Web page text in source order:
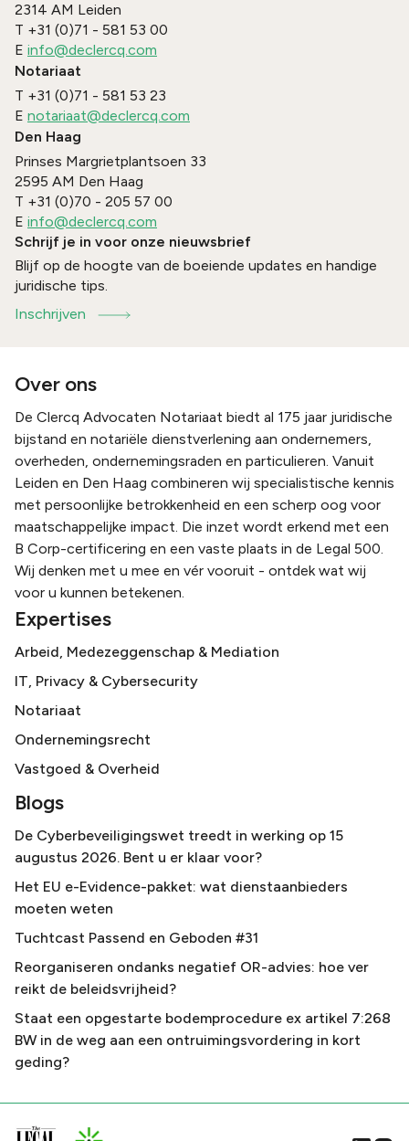
2314 AM Leiden
T +31 (0)71 - 581 53 00
E info@declercq.com
Notariaat
T +31 (0)71 - 581 53 23
E notariaat@declercq.com
Den Haag
Prinses Margrietplantsoen 33
2595 AM Den Haag
T +31 (0)70 - 205 57 00
E info@declercq.com
Schrijf je in voor onze nieuwsbrief
Blijf op de hoogte van de boeiende updates en handige
juridische tips.
Inschrijven
Over ons
De Clercq Advocaten Notariaat biedt al 175 jaar juridische
bijstand en notariële dienstverlening aan ondernemers,
overheden, ondernemingsraden en particulieren. Vanuit
Leiden en Den Haag combineren wij specialistische kennis
met persoonlijke betrokkenheid en een scherp oog voor
maatschappelijke impact. Die inzet wordt erkend met een
B Corp-certificering en een vaste plaats in de Legal 500.
Wij denken met u mee en vér vooruit - ontdek wat wij
voor u kunnen betekenen.
Expertises
Arbeid, Medezeggenschap & Mediation
IT, Privacy & Cybersecurity
Notariaat
Ondernemingsrecht
Vastgoed & Overheid
Blogs
De Cyberbeveiligingswet treedt in werking op 15
augustus 2026. Bent u er klaar voor?
Het EU e-Evidence-pakket: wat dienstaanbieders
moeten weten
Tuchtcast Passend en Geboden #31
Reorganiseren ondanks negatief OR-advies: hoe ver
reikt de beleidsvrijheid?
Staat een opgestarte bodemprocedure ex artikel 7:268
BW in de weg aan een ontruimingsvordering in kort
geding?